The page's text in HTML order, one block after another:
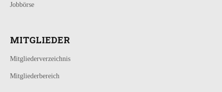
Jobbörse
MITGLIEDER
Mitgliederverzeichnis
Mitgliederbereich